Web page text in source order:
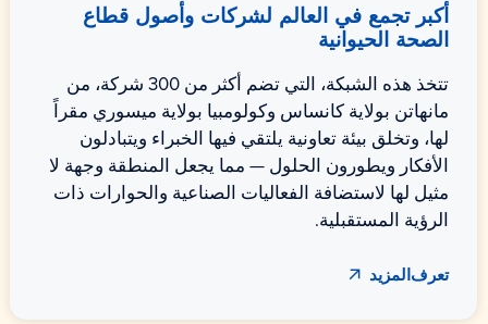
أكبر تجمع في العالم لشركات وأصول قطاع
الصحة الحيوانية
تتخذ هذه الشبكة، التي تضم أكثر من 300 شركة، من
مانهاتن بولاية كانساس وكولومبيا بولاية ميسوري مقراً
لها، وتخلق بيئة تعاونية يلتقي فيها الخبراء ويتبادلون
الأفكار ويطورون الحلول — مما يجعل المنطقة وجهة لا
مثيل لها لاستضافة الفعاليات الصناعية والحوارات ذات
الرؤية المستقبلية.
تعرفعلى
المزيدعن ممر صحة الحيوان